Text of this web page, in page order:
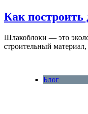
Как построить
Шлакоблоки — это
строительный
Блог